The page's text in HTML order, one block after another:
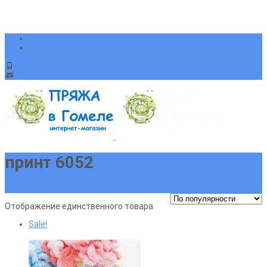
принт 6052
Отображение единственного товара
Sale!